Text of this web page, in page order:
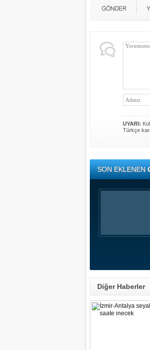
UYARI:
Türkçe
SON EKLENEN
Diğer Haberler